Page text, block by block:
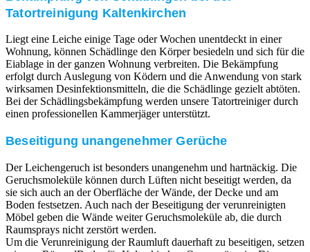
Tatortreinigung Kaltenkirchen
Liegt eine Leiche einige Tage oder Wochen unentdeckt in einer
Wohnung, können Schädlinge den Körper besiedeln und sich für die
Eiablage in der ganzen Wohnung verbreiten. Die Bekämpfung
erfolgt durch Auslegung von Ködern und die Anwendung von stark
wirksamen Desinfektionsmitteln, die die Schädlinge gezielt abtöten.
Bei der Schädlingsbekämpfung werden unsere Tatortreiniger durch
einen professionellen Kammerjäger unterstützt.
Beseitigung unangenehmer Gerüche
Der Leichengeruch ist besonders unangenehm und hartnäckig. Die
Geruchsmoleküle können durch Lüften nicht beseitigt werden, da
sie sich auch an der Oberfläche der Wände, der Decke und am
Boden festsetzen. Auch nach der Beseitigung der verunreinigten
Möbel geben die Wände weiter Geruchsmoleküle ab, die durch
Raumsprays nicht zerstört werden.
Um die Verunreinigung der Raumluft dauerhaft zu beseitigen, setzen